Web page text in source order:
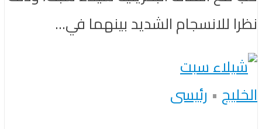
نظرا للانسجام الشديد بينهما في...
الخليج • رئيسى